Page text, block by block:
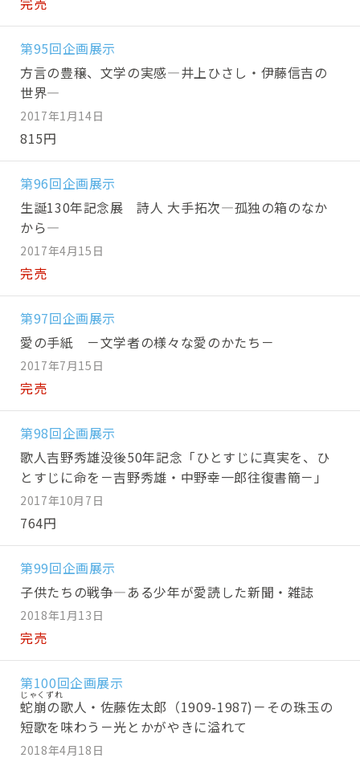
第95回企画展示
方言の豊穣、文学の実感―井上ひさし・伊藤信吉の
世界―
2017年1月14日
815円
第96回企画展示
生誕130年記念展 詩人 大手拓次―孤独の箱のなか
から―
2017年4月15日
完売
第97回企画展示
愛の手紙 －文学者の様々な愛のかたち－
2017年7月15日
完売
第98回企画展示
歌人吉野秀雄没後50年記念「ひとすじに真実を、ひ
とすじに命を－吉野秀雄・中野幸一郎往復書簡－」
2017年10月7日
764円
第99回企画展示
子供たちの戦争―ある少年が愛読した新聞・雑誌
2018年1月13日
完売
第100回企画展示
蛇崩の歌人・佐藤佐太郎（1909-1987)－その珠玉の
短歌を味わう－光とかがやきに溢れて
2018年4月18日